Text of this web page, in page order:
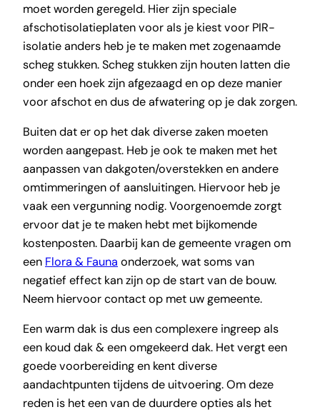
moet worden geregeld. Hier zijn speciale
afschotisolatieplaten voor als je kiest voor PIR-
isolatie anders heb je te maken met zogenaamde
scheg stukken. Scheg stukken zijn houten latten die
onder een hoek zijn afgezaagd en op deze manier
voor afschot en dus de afwatering op je dak zorgen.
Buiten dat er op het dak diverse zaken moeten
worden aangepast. Heb je ook te maken met het
aanpassen van dakgoten/overstekken en andere
omtimmeringen of aansluitingen. Hiervoor heb je
vaak een vergunning nodig. Voorgenoemde zorgt
ervoor dat je te maken hebt met bijkomende
kostenposten. Daarbij kan de gemeente vragen om
een Flora & Fauna onderzoek, wat soms van
negatief effect kan zijn op de start van de bouw.
Neem hiervoor contact op met uw gemeente.
Een warm dak is dus een complexere ingreep als
een koud dak & een omgekeerd dak. Het vergt een
goede voorbereiding en kent diverse
aandachtpunten tijdens de uitvoering. Om deze
reden is het een van de duurdere opties als het